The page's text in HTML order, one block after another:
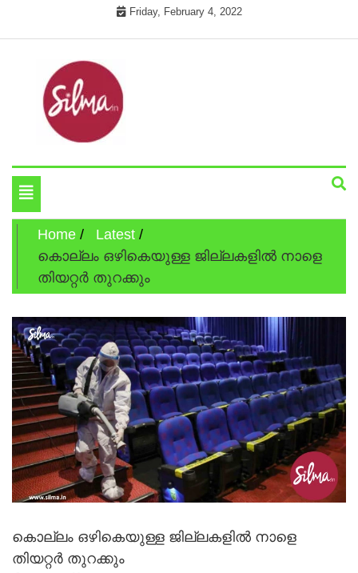
Friday, February 4, 2022
Silma.in
Toggle
navigation
Home
Latest
കൊല്ലം ഒഴികെയുള്ള ജില്ലകളില്‍ നാളെ
തിയറ്റര്‍ തുറക്കും
കൊല്ലം ഒഴികെയുള്ള ജില്ലകളില്‍ നാളെ
തിയറ്റര്‍ തുറക്കും